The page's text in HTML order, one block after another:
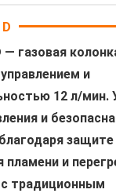
— газовая
и
12 л/мин.
и
пламени и
традиционным